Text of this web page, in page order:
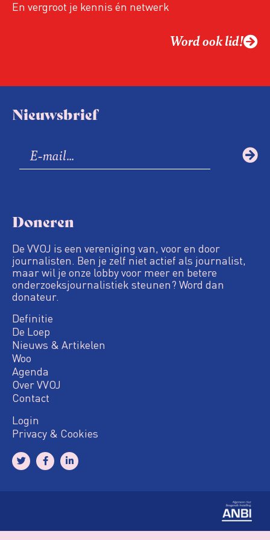
En vergroot je kennis én netwerk
Word ook lid!
Nieuwsbrief
Doneren
De VVOJ is een vereniging van, voor en door
journalisten. Ben je zelf niet actief als journalist,
maar wil je onze lobby voor meer en betere
onderzoeksjournalistiek steunen? Word dan
donateur.
Definitie
De Loep
Nieuws & Artikelen
Woo
Agenda
Over VVOJ
Contact
Login
Privacy & Cookies